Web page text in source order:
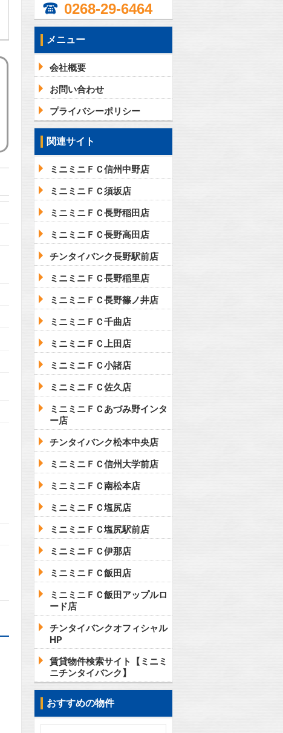
0268-29-6464
メニュー
会社概要
お問い合わせ
プライバシーポリシー
関連サイト
ミニミニＦＣ信州中野店
ミニミニＦＣ須坂店
ミニミニＦＣ長野稲田店
ミニミニＦＣ長野高田店
チンタイバンク長野駅前店
ミニミニＦＣ長野稲里店
ミニミニＦＣ長野篠ノ井店
ミニミニＦＣ千曲店
ミニミニＦＣ上田店
ミニミニＦＣ小諸店
ミニミニＦＣ佐久店
ミニミニＦＣあづみ野インタ
ー店
チンタイバンク松本中央店
ミニミニＦＣ信州大学前店
ミニミニＦＣ南松本店
ミニミニＦＣ塩尻店
ミニミニＦＣ塩尻駅前店
ミニミニＦＣ伊那店
ミニミニＦＣ飯田店
ミニミニＦＣ飯田アップルロ
ード店
チンタイバンクオフィシャル
HP
賃貸物件検索サイト【ミニミ
ニチンタイバンク】
おすすめの物件